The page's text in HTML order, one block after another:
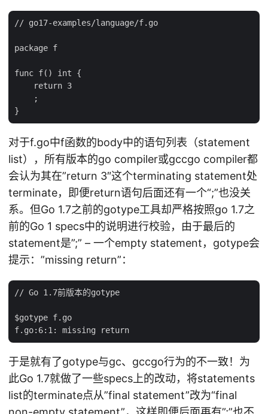
// go17-examples/language/f.go
package f
func f() int {
    return 3
    ;
对于f.go中f函数的body中的语句列表（statement
list），所有版本的go compiler或gccgo compiler都
会认为其在”return 3″这个terminating statement处
terminate，即便return语句后面还有一个“;”也没关
系。但Go 1.7之前的gotype工具却严格按照go 1.7之
前的Go 1 specs中的说明进行校验，由于最后的
statement是”;” – 一个empty statement，gotype会
提示：”missing return”：
// Go 1.7前版本的gotype
$gotype f.go
于是就有了gotype与gc、gccgo行为的不一致！为
此Go 1.7就做了一些specs上的改动，将statements
list的terminate点从”final statement”改为“final